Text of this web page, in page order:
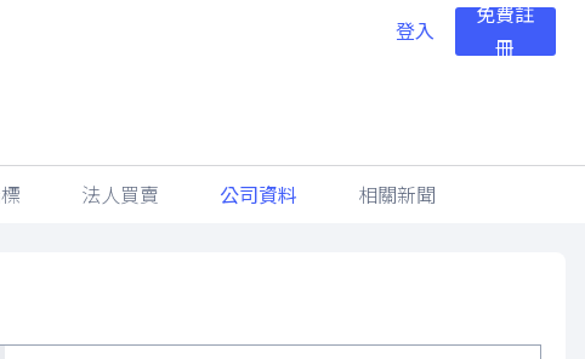
登入
免費註
冊
法人買賣 公司資料 相關新聞